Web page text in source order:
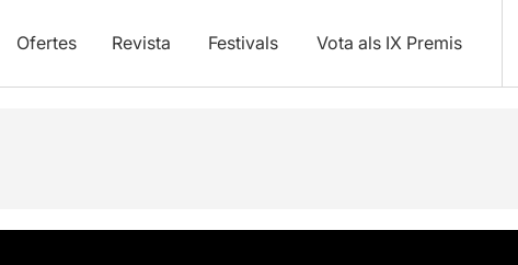
Ofertes Revista Festivals Vota als IX Premis